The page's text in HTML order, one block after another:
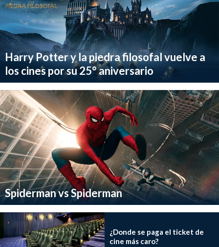
Harry Potter y la piedra filosofal vuelve a
los cines por su 25° aniversario
Spiderman vs Spiderman
¿Donde se paga el ticket de
cine más caro?